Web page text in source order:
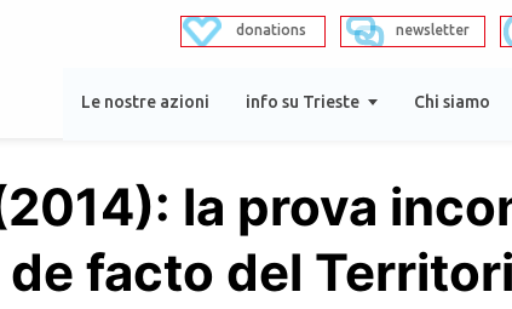
newsletter
donations
Le nostre azioni info su Trieste Chi siamo
la prova
de facto del